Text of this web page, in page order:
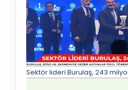
Sektör lideri Burulaş, 243